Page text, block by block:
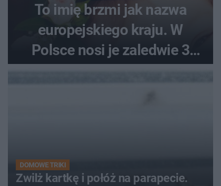
To imię brzmi jak nazwa
europejskiego kraju. W
Polsce nosi je zaledwie 3
kobiety
DOMOWE TRIKI
Zwilż kartkę i połóż na parapecie.